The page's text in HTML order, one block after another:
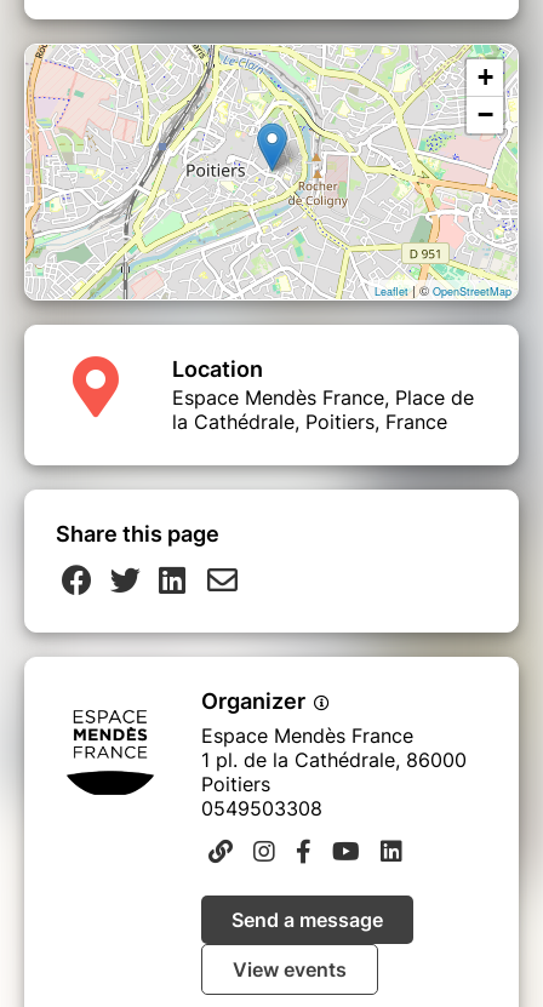
+
−
Leaflet| © OpenStreetMap
Location
Espace Mendès France, Place de
la Cathédrale, Poitiers, France
Share this page
Organizer
Espace Mendès France
1 pl. de la Cathédrale, 86000
Poitiers
0549503308
Send a message
View events